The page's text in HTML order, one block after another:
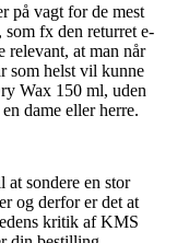
på vagt for de mest
fx den returret e-
relevant, at man når
som helst vil kunne
Wax 150 ml, uden
dame eller herre.
sondere en stor
og derfor er det at
kritik af KMS